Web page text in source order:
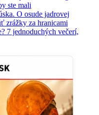
ste mali
O osude jadrovej
zrážky za hranicami
7 jednoduchých večerí,